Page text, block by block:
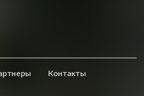
Контакты